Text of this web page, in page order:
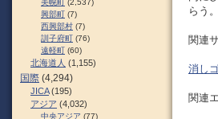
らう
関連
消し
関連
美幌町 (2,537)
興部町 (7)
西興部村 (7)
訓子府町 (76)
遠軽町 (60)
北海道人 (1,155)
国際 (4,294)
JICA(195)
アジア (4,032)
中央アジア (77)